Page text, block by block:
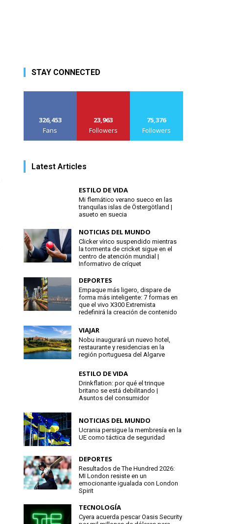
STAY CONNECTED
326,453
Fans
23,963
Followers
75,376
Followers
Latest Articles
ESTILO DE VIDA
Mi flemático verano sueco en las
tranquilas islas de Östergötland |
asueto en suecia
NOTICIAS DEL MUNDO
Clicker vírico suspendido mientras
la tormenta de cricket sigue en el
centro de atención mundial |
Informativo de críquet
DEPORTES
Empaque más ligero, dispare de
forma más inteligente: 7 formas en
que el vivo X300 Extremista
redefinirá la creación de contenido
VIAJAR
Nobu inaugurará un nuevo hotel,
restaurante y residencias en la
región portuguesa del Algarve
ESTILO DE VIDA
Drinkflation: por qué el trinque
britano se está debilitando |
Asuntos del consumidor
NOTICIAS DEL MUNDO
Ucrania persigue la membresía en la
UE como táctica de seguridad
DEPORTES
Resultados de The Hundred 2026:
MI London resiste en un
emocionante igualada con London
Spirit
TECNOLOGÍA
Cyera acuerda pescar Oasis Security